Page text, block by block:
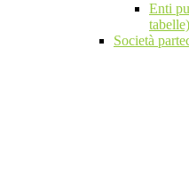
Enti
tabelle)
Società